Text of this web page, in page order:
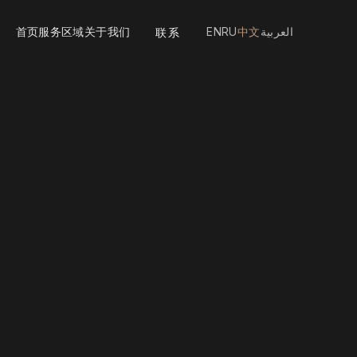
首页服务区域关于我们 联系 ENRU中文العربية